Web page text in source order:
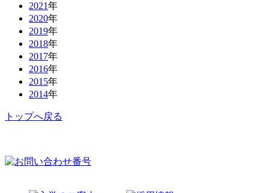
2021年
2020年
2019年
2018年
2017年
2016年
2015年
2014年
トップへ戻る